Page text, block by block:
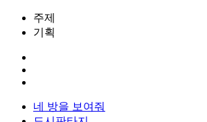
주제
기획
네 방을 보여줘